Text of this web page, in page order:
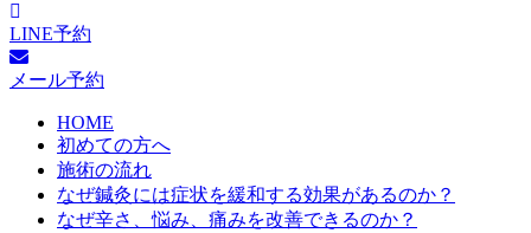
LINE予約
メール予約
HOME
初めての方へ
施術の流れ
なぜ鍼灸には症状を緩和する効果があるのか？
なぜ辛さ、悩み、痛みを改善できるのか？